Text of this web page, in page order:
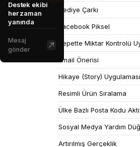
Destek ekibi
her zaman
yanında
Mesaj
gönder
Hediye Çarkı
Facebook Piksel
Sepette Miktar Kontrolü
Email Önerisi
Hikaye (Story) Uygulaması
Resimli Ürün Sıralama
Ülke Bazlı Posta Kodu
Sosyal Medya Yardım
Artırılmış Gerçeklik